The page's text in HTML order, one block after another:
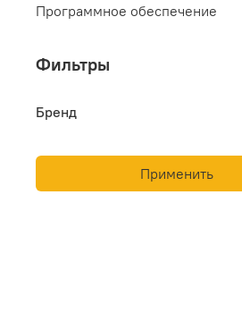
Программное обеспечение
Фильтры
Бренд
Применить